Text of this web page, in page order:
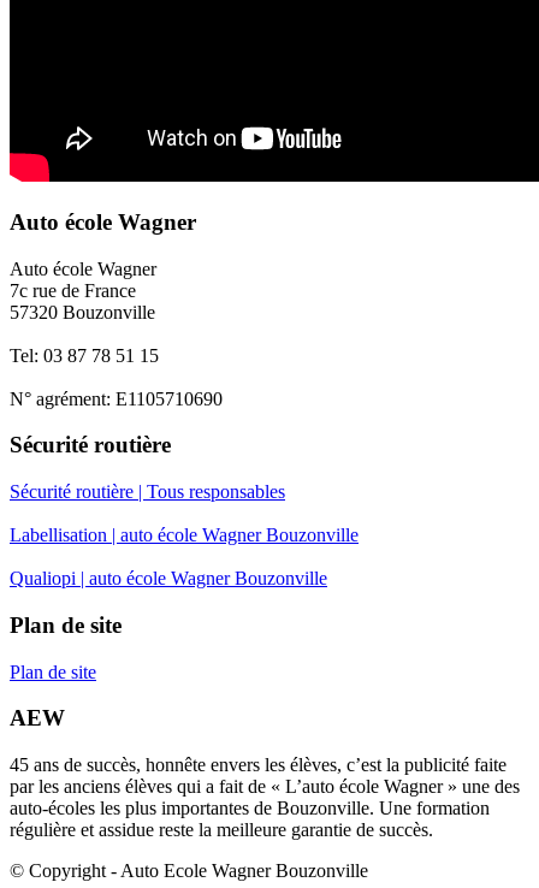
Auto école Wagner
Auto école Wagner
7c rue de France
57320 Bouzonville
Tel: 03 87 78 51 15
N° agrément: E1105710690
Sécurité routière
Sécurité routière | Tous responsables
Labellisation | auto école Wagner Bouzonville
Qualiopi | auto école Wagner Bouzonville
Plan de site
Plan de site
AEW
45 ans de succès, honnête envers les élèves, c’est la publicité faite
par les anciens élèves qui a fait de « L’auto école Wagner » une des
auto-écoles les plus importantes de Bouzonville. Une formation
régulière et assidue reste la meilleure garantie de succès.
© Copyright - Auto Ecole Wagner Bouzonville